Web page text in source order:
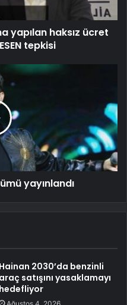
yapılan haksız ücret
tepkisi
yayınlandı
Hainan 2030’da benzinli
araç satışını yasaklamayı
hedefliyor